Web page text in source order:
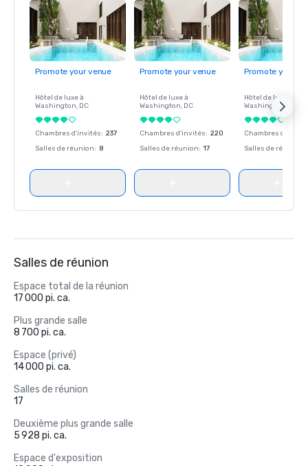
Promote your venue
Hôtel de luxe à
Washington, DC
Chambres d'invités: 237
Salles de réunion: 8
Promote your venue
Hôtel de luxe à
Washington, DC
Chambres d'invités: 220
Salles de réunion: 17
Promote your
Hôtel de luxe à
Washington
Chambres
Salles de réunion
Salles de réunion
Espace total de la réunion
17 000 pi. ca.
Plus grande salle
8 700 pi. ca.
Espace (privé)
14 000 pi. ca.
Salles de réunion
17
Deuxième plus grande salle
5 928 pi. ca.
Espace d'exposition